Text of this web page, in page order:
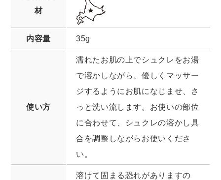
材
内容量 35g
使い方
濡れたお肌の上でシュクレをお湯
で溶かしながら、優しくマッサー
ジするようにお肌になじませ、さ
っと洗い流します。お使いの部位
に合わせて、シュクレの溶かし具
合を調整しながらお使いくださ
い。
溶けて固まる恐れがありますの